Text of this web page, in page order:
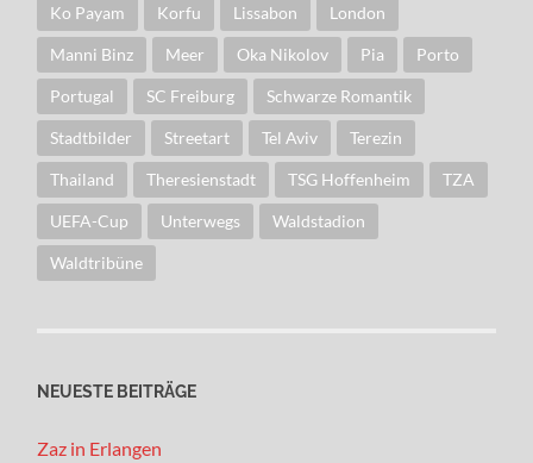
Ko Payam Korfu Lissabon London
Manni Binz Meer Oka Nikolov Pia Porto
Portugal SC Freiburg Schwarze Romantik
Stadtbilder Streetart Tel Aviv Terezin
Thailand Theresienstadt TSG Hoffenheim TZA
UEFA-Cup Unterwegs Waldstadion
Waldtribüne
NEUESTE BEITRÄGE
Zaz in Erlangen